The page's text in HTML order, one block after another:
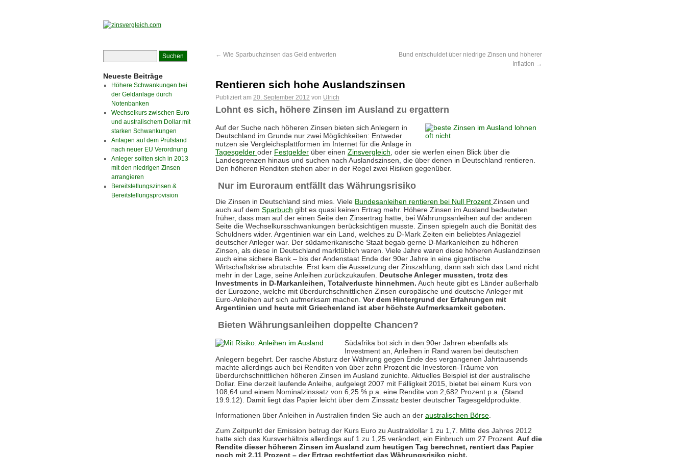
← Wie Sparbuchzinsen das Geld entwerten
Bund entschuldet über niedrige Zinsen und höherer
Inflation →
Rentieren sich hohe Auslandszinsen
Publiziert am 20. September 2012 von Ulrich
Lohnt es sich, höhere Zinsen im Ausland zu ergattern
Auf der Suche nach höheren Zinsen bieten sich Anlegern in
Deutschland im Grunde nur zwei Möglichkeiten: Entweder
nutzen sie Vergleichsplattformen im Internet für die Anlage in
Tagesgelder oder Festgelder über einen Zinsvergleich , oder sie werfen einen Blick über die
Landesgrenzen hinaus und suchen nach Auslandszinsen, die über denen in Deutschland rentieren.
Den höheren Renditen stehen aber in der Regel zwei Risiken gegenüber.
Nur im Euroraum entfällt das Währungsrisiko
Die Zinsen in Deutschland sind mies. Viele Bundesanleihen rentieren bei Null Prozent Zinsen und
auch auf dem Sparbuch gibt es quasi keinen Ertrag mehr. Höhere Zinsen im Ausland bedeuteten
früher, dass man auf der einen Seite den Zinsertrag hatte, bei Währungsanleihen auf der anderen
Seite die Wechselkursschwankungen berücksichtigen musste. Zinsen spiegeln auch die Bonität des
Schuldners wider. Argentinien war ein Land, welches zu D-Mark Zeiten ein beliebtes Anlageziel
deutscher Anleger war. Der südamerikanische Staat begab gerne D-Markanleihen zu höheren
Zinsen, als diese in Deutschland marktüblich waren. Viele Jahre waren diese höheren Auslandzinsen
auch eine sichere Bank – bis der Andenstaat Ende der 90er Jahre in eine gigantische
Wirtschaftskrise abrutschte. Erst kam die Aussetzung der Zinszahlung, dann sah sich das Land nicht
mehr in der Lage, seine Anleihen zurückzukaufen. Deutsche Anleger mussten, trotz des
Investments in D-Markanleihen, Totalverluste hinnehmen. Auch heute gibt es Länder außerhalb
der Eurozone, welche mit überdurchschnittlichen Zinsen europäische und deutsche Anleger mit
Euro-Anleihen auf sich aufmerksam machen. Vor dem Hintergrund der Erfahrungen mit
Argentinien und heute mit Griechenland ist aber höchste Aufmerksamkeit geboten.
Bieten Währungsanleihen doppelte Chancen?
Südafrika bot sich in den 90er Jahren ebenfalls als
Investment an, Anleihen in Rand waren bei deutschen
Anlegern begehrt. Der rasche Absturz der Währung gegen Ende des vergangenen Jahrtausends
machte allerdings auch bei Renditen von über zehn Prozent die Investoren-Träume von
überdurchschnittlichen höheren Zinsen im Ausland zunichte. Aktuelles Beispiel ist der australische
Dollar. Eine derzeit laufende Anleihe, aufgelegt 2007 mit Fälligkeit 2015, bietet bei einem Kurs von
108,64 und einem Nominalzinssatz von 6,25 % p.a. eine Rendite von 2,682 Prozent p.a. (Stand
19.9.12). Damit liegt das Papier leicht über dem Zinssatz bester deutscher Tagesgeldprodukte.
Informationen über Anleihen in Australien finden Sie auch an der australischen Börse
Zum Zeitpunkt der Emission betrug der Kurs Euro zu Australdollar 1 zu 1,7. Mitte des Jahres 2012
hatte sich das Kursverhältnis allerdings auf 1 zu 1,25 verändert, ein Einbruch um 27 Prozent. Auf die
Rendite dieser höheren Zinsen im Ausland zum heutigen Tag berechnet, rentiert das Papier
noch mit 2,11 Prozent – der Ertrag rechtfertigt das Währungsrisiko nicht.
Neueste Beiträge
Höhere Schwankungen bei
der Geldanlage durch
Notenbanken
Wechselkurs zwischen Euro
und australischem Dollar mit
starken Schwankungen
Anlagen auf dem Prüfstand
nach neuer EU Verordnung
Anleger sollten sich in 2013
mit den niedrigen Zinsen
arrangieren
Bereitstellungszinsen &
Bereitstellungsprovision